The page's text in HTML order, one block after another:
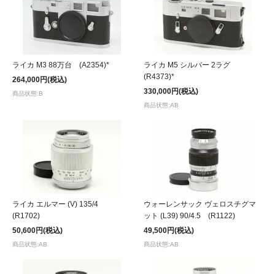
ライカ M3 88万台 (A2354)*
264,000円(税込)
商品状態:B
ライカ M5 シルバー 2ラグ
(R4373)*
330,000円(税込)
商品状態:AB
ライカ エルマー (V) 135/4
(R1702)
50,600円(税込)
商品状態:AB
ウォーレンサック ヴェロスチグマ
ット (L39) 90/4.5 (R1122)
49,500円(税込)
商品状態:AB